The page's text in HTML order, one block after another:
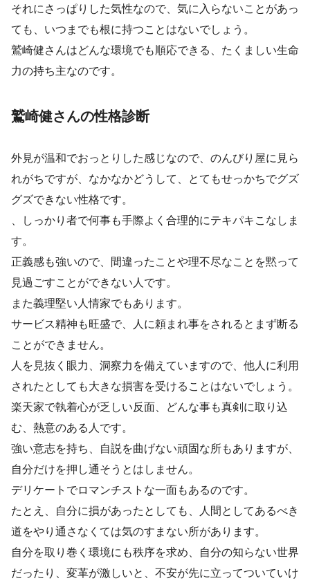
それにさっぱりした気性なので、気に入らないことがあっ
ても、いつまでも根に持つことはないでしょう。
鷲崎健さんはどんな環境でも順応できる、たくましい生命
力の持ち主なのです。
鷲崎健さんの性格診断
外見が温和でおっとりした感じなので、のんびり屋に見ら
れがちですが、なかなかどうして、とてもせっかちでグズ
グズできない性格です。
、しっかり者で何事も手際よく合理的にテキパキこなしま
す。
正義感も強いので、間違ったことや理不尽なことを黙って
見過ごすことができない人です。
また義理堅い人情家でもあります。
サービス精神も旺盛で、人に頼まれ事をされるとまず断る
ことができません。
人を見抜く眼力、洞察力を備えていますので、他人に利用
されたとしても大きな損害を受けることはないでしょう。
楽天家で執着心が乏しい反面、どんな事も真剣に取り込
む、熱意のある人です。
強い意志を持ち、自説を曲げない頑固な所もありますが、
自分だけを押し通そうとはしません。
デリケートでロマンチストな一面もあるのです。
たとえ、自分に損があったとしても、人間としてあるべき
道をやり通さなくては気のすまない所があります。
自分を取り巻く環境にも秩序を求め、自分の知らない世界
だったり、変革が激しいと、不安が先に立ってついていけ